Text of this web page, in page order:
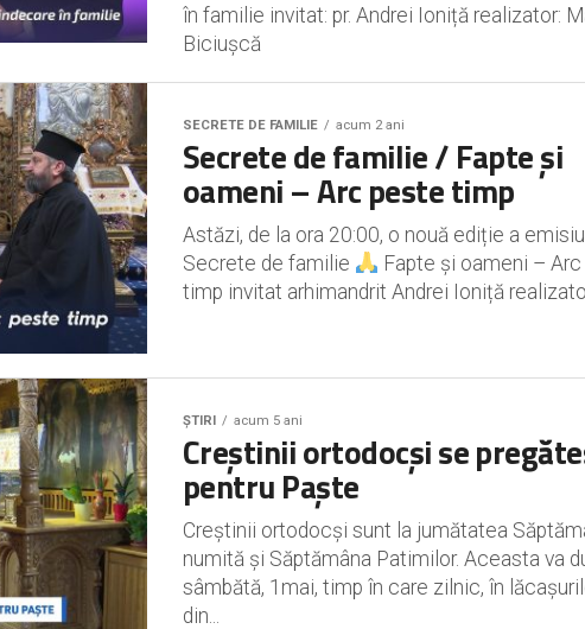
în familie invitat: pr. Andrei Ioniță realizator:
Biciușcă
SECRETE DE FAMILIE acum 2 ani
Secrete de familie / Fapte și
oameni – Arc peste timp
Astăzi, de la ora 20:00, o nouă ediție a
Secrete de familie
Fapte și oameni –
timp invitat arhimandrit Andrei Ioniță
ȘTIRI acum 5 ani
Creștinii ortodocși se
pentru Paște
Creștinii ortodocși sunt la jumătatea
numită și Săptămâna Patimilor. Aceasta va
sâmbătă, 1mai, timp în care zilnic, în
din...